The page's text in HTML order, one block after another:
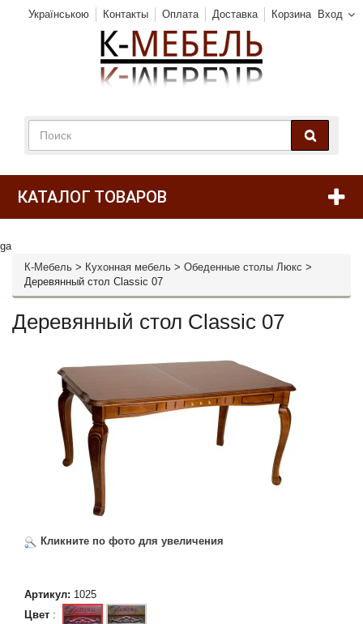
Вход
Українською Контакты Оплата Доставка Корзина
КАТАЛОГ ТОВАРОВ
ga
К-Мебель > Кухонная мебель > Обеденные столы Люкс >
Деревянный стол Classic 07
Деревянный стол Classic 07
Кликните по фото для увеличения
Артикул: 1025
Цвет :